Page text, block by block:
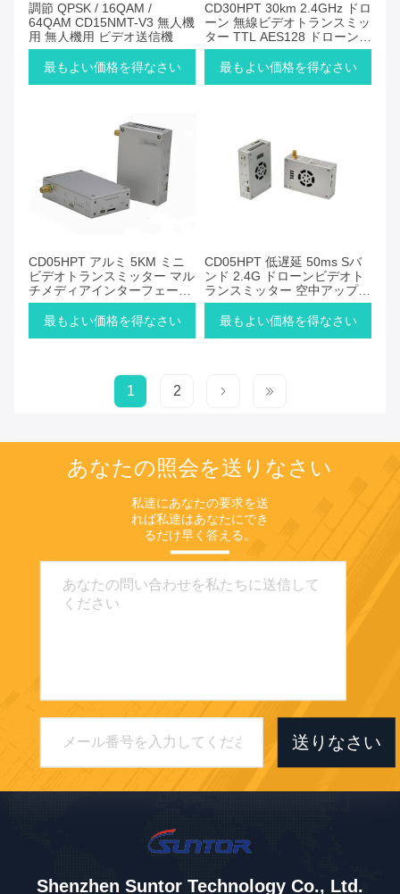
調節 QPSK / 16QAM /
64QAM CD15NMT-V3 無人機
用 無人機用 ビデオ送信機
最もよい価格を得なさい
CD30HPT 30km 2.4GHz ドロ
ーン 無線ビデオトランスミッ
ター TTL AES128 ドローンラ
ジオ
最もよい価格を得なさい
CD05HPT アルミ 5KM ミニ
ビデオトランスミッター マル
チメディアインターフェース
ドローンリンク
最もよい価格を得なさい
CD05HPT 低遅延 50ms Sバ
ンド 2.4G ドローンビデオト
ランスミッター 空中アップリ
ンク
最もよい価格を得なさい
1 2
あなたの照会を送りなさい
私達にあなたの要求を送
れば私達はあなたにでき
るだけ早く答える。
送りなさい
Shenzhen Suntor Technology Co., Ltd.